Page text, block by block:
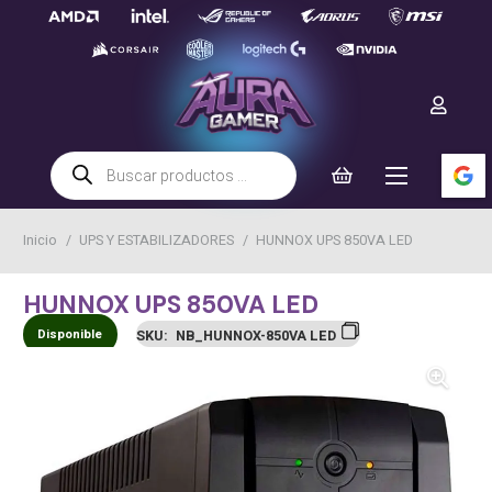
Búsqueda
de
productos
Inicio / UPS Y ESTABILIZADORES / HUNNOX UPS 850VA LED
HUNNOX UPS 850VA LED
Disponible SKU: NB_HUNNOX-850VA LED